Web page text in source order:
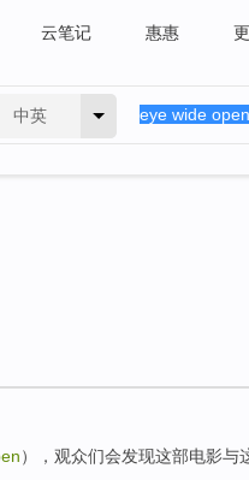
云笔记 惠惠
中英
），观众们会发现这部电影与